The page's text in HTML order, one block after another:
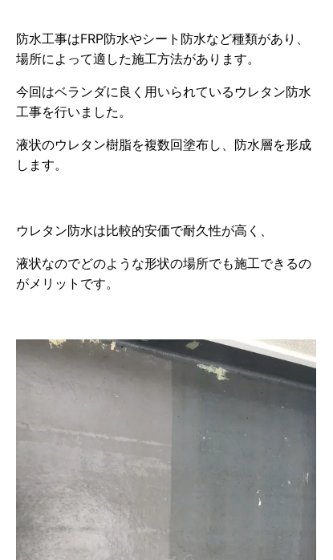
防水工事はFRP防水やシート防水など種類があり、
場所によって適した施工方法があります。
今回はベランダに良く用いられているウレタン防水
工事を行いました。
液状のウレタン樹脂を複数回塗布し、防水層を形成
します。
ウレタン防水は比較的安価で耐久性が高く、
液状なのでどのような形状の場所でも施工できるの
がメリットです。